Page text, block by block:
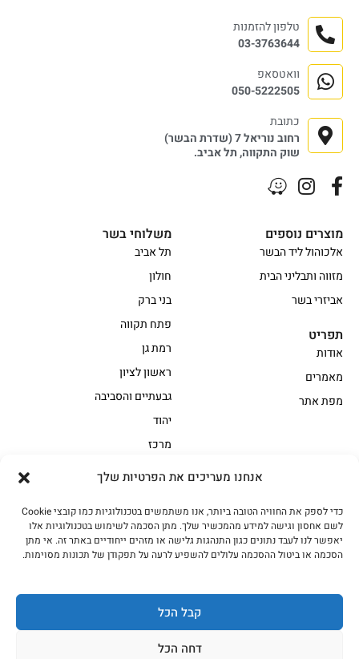
אנחנו מעריכים את הפרטיות שלך
כדי לספק את החוויה הטובה ביותר, אנו משתמשים בטכנולוגיות כמו קובצי Cookie
לשם אחסון וגישה למידע מהמכשיר שלך. מתן הסכמה לשימוש בטכנולוגיות אלו
יאפשר לנו לעבד נתונים כגון התנהגות גלישה או מזהים ייחודיים באתר זה. אי מתן
הסכמה או ביטול ההסכמה עלולים להשפיע לרעה על תפקודן של תכונות מסוימות.
קבל הכל
דחה הכל
אווז
בשר בקר משובח
בשר בקר עגלה משובח
בשר למעשנת
הודו
חלקים אחוריים
מיוחדי מסורת1
נתחי פנים
עוף
משלוחי בשר
תל אביב
חולון
בני ברק
פתח תקווה
רמת גן
ראשון לציון
גבעתיים והסביבה
יהוד
מרכז
מוצרים נוספים
אלכוהול ליד הבשר
מזווה ותבליני הבית
אביזרי בשר
תפריט
אודות
מאמרים
מפת אתר
טלפון להזמנות
03-3763644
וואטסאפ
050-5222505
כתובת
רחוב נוריאל 7 (שדרת הבשר)
שוק התקווה, תל אביב.